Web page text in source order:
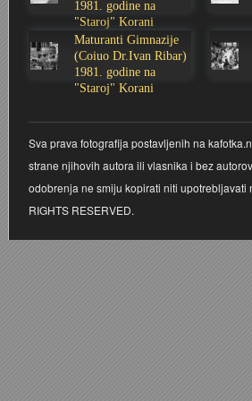
Stoljetna poplava 1939.
Tvornica potkivačkih čavala
Boksački klub Velebit
Bijelo dugme
Banija - poplava 4. 12. 1966.
Autobusna stanica na Korzu
Auto cross
Mala scena 1987. - Le
Mala scena Hrvatskog doma
Marina Perazić, Davor Tolja
Maturanti Gimnazije 1988.
Motocross
Zavjet Petra Grgeca - 1998.
Škola plivanja Patkica
Mimohod 23. kolovoza 1995.
Ekonomska škola - ratne
Dubravko Halovanić - Ratne
Crkva Sv. Doroteje - 1991.
Frizerski salon Gerber
Gimnazijska i Ekonomska
INKASATOR
Karlovački fotograf Josip
Obitelj Klemenčić
1981. godine na
"Staroj" Korani
Maturanti Gimnazije
(Coiuo Dr.Ivan Ribar)
1981. godine na
"Staroj" Korani
Sva prava fotografija postavljenih na
strane njihovih autora ili vlasnika i bez
odobrenja ne smiju kopirati niti upotrebljavati
RIGHTS RESERVED.